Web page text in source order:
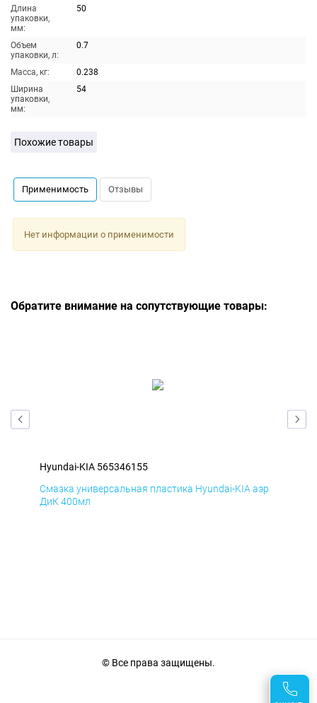
Длина
упаковки,
мм:
50
Объем
упаковки, л:
0.7
Масса, кг:
0.238
Ширина
упаковки,
мм:
54
Похожие товары
Применимость Отзывы
Нет информации о применимости
Обратите внимание на сопутствующие товары:
Hyundai-KIA 565346155
Смазка универсальная пластика Hyundai-KIA аэр
ДиК 400мл
© Все права защищены.